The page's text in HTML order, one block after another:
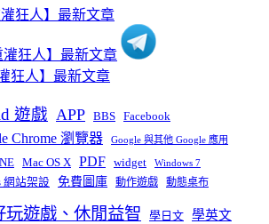
遊戲 APP BBS Facebook
Chrome 瀏覽器 Google 與其他 Google 應用
Mac OS X PDF widget Windows 7
網站架設 免費圖庫 動作遊戲 動態桌布
玩遊戲、休閒益智 學日文 學英文